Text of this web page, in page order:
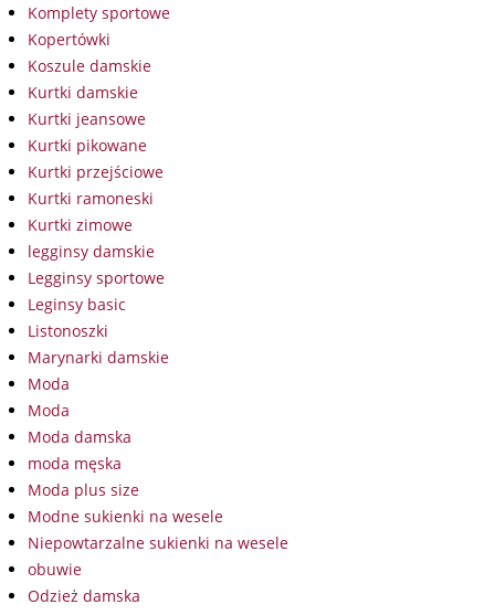
Komplety sportowe
Kopertówki
Koszule damskie
Kurtki damskie
Kurtki jeansowe
Kurtki pikowane
Kurtki przejściowe
Kurtki ramoneski
Kurtki zimowe
legginsy damskie
Legginsy sportowe
Leginsy basic
Listonoszki
Marynarki damskie
Moda
Moda
Moda damska
moda męska
Moda plus size
Modne sukienki na wesele
Niepowtarzalne sukienki na wesele
obuwie
Odzież damska